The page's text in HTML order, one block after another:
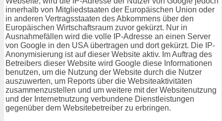
innerhalb von Mitgliedstaaten der Europäischen Union oder
in anderen Vertragsstaaten des Abkommens über den
Europäischen Wirtschaftsraum zuvor gekürzt. Nur in
Ausnahmefällen wird die volle IP-Adresse an einen Server
von Google in den USA übertragen und dort gekürzt. Die IP-
Anonymisierung ist auf dieser Website aktiv. Im Auftrag des
Betreibers dieser Website wird Google diese Informationen
benutzen, um die Nutzung der Website durch die Nutzer
auszuwerten, um Reports über die Websiteaktivitäten
zusammenzustellen und um weitere mit der Websitenutzung
und der Internetnutzung verbundene Dienstleistungen
gegenüber dem Websitebetreiber zu erbringen.